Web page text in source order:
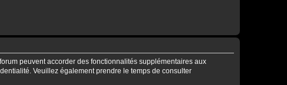
peuvent accorder des fonctionnalités supplémentaires aux
Veuillez également prendre le temps de consulter